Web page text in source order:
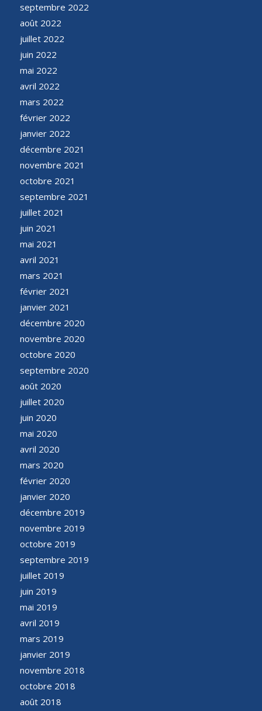
septembre 2022
août 2022
juillet 2022
juin 2022
mai 2022
avril 2022
mars 2022
février 2022
janvier 2022
décembre 2021
novembre 2021
octobre 2021
septembre 2021
juillet 2021
juin 2021
mai 2021
avril 2021
mars 2021
février 2021
janvier 2021
décembre 2020
novembre 2020
octobre 2020
septembre 2020
août 2020
juillet 2020
juin 2020
mai 2020
avril 2020
mars 2020
février 2020
janvier 2020
décembre 2019
novembre 2019
octobre 2019
septembre 2019
juillet 2019
juin 2019
mai 2019
avril 2019
mars 2019
janvier 2019
novembre 2018
octobre 2018
août 2018